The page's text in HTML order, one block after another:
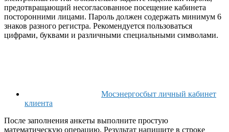
предотвращающий несогласованное посещение кабинета
посторонними лицами. Пароль должен содержать минимум 6
знаков разного регистра. Рекомендуется пользоваться
цифрами, буквами и различными специальными символами.
Мосэнергосбыт личный кабинет
клиента
После заполнения анкеты выполните простую
математическую операцию. Результат напишите в строке